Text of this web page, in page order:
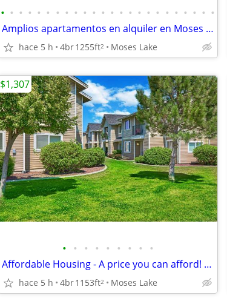
• • • • • • • • • • • • • • • • • • • • • • • •
Amplios apartamentos en alquiler en Moses Lake!
hace 5 h 4br1255ft2 Moses Lake
• • • • • • • • •
Affordable Housing - A price you can afford! 4 bd, 2 ba, 1153 sqft!
hace 5 h 4br1153ft2 Moses Lake
$1,307